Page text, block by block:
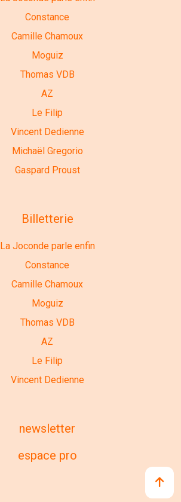
Constance
Camille Chamoux
Moguiz
Thomas VDB
AZ
Le Filip
Vincent Dedienne
Michaël Gregorio
Gaspard Proust
Billetterie
La Joconde parle enfin
Constance
Camille Chamoux
Moguiz
Thomas VDB
AZ
Le Filip
Vincent Dedienne
newsletter
espace pro